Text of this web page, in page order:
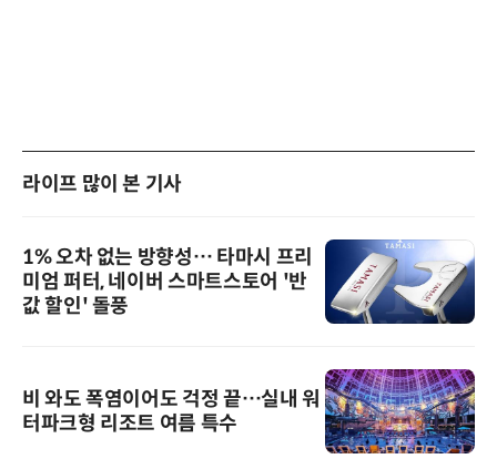
라이프 많이 본 기사
1% 오차 없는 방향성… 타마시 프리
미엄 퍼터, 네이버 스마트스토어 '반
값 할인' 돌풍
비 와도 폭염이어도 걱정 끝…실내 워
터파크형 리조트 여름 특수